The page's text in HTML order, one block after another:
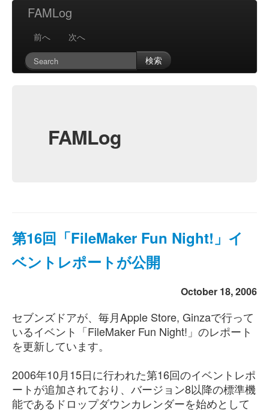
FAMLog
前へ
次へ
検索
FAMLog
第16回「FileMaker Fun Night!」イ
ベントレポートが公開
October 18, 2006
セブンズドアが、毎月Apple Store, Ginzaで行って
いるイベント「FileMaker Fun Night!」のレポート
を更新しています。
2006年10月15日に行われた第16回のイベントレポ
ートが追加されており、バージョン8以降の標準機
能であるドロップダウンカレンダーを始めとして